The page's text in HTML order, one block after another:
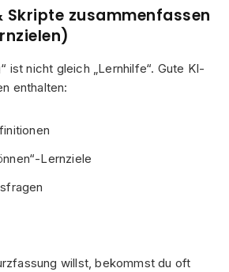
zusammenfassen
ist nicht gleich „Lernhilfe“. Gute KI-
enthalten:
Lernziele
willst, bekommst du oft